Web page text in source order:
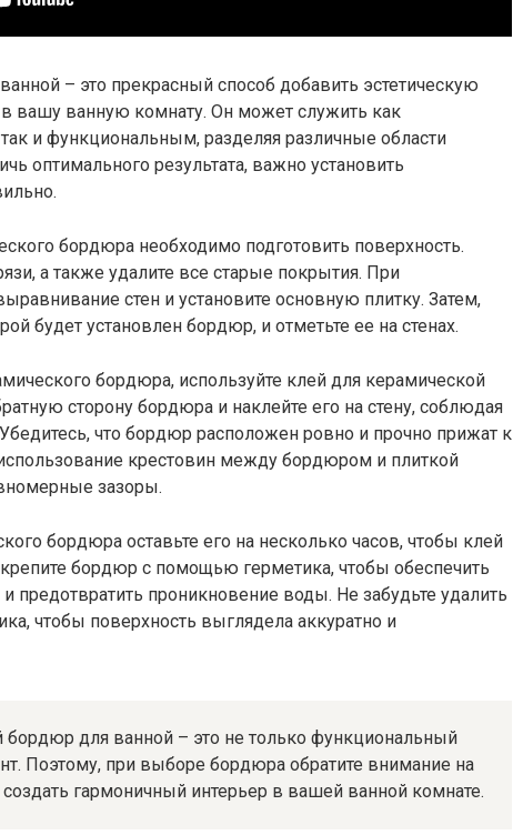
– это прекрасный способ добавить эстетическую
в вашу ванную комнату. Он может служить как
и функциональным, разделяя различные области
оптимального результата, важно установить
бордюра необходимо подготовить поверхность.
а также удалите все старые покрытия. При
стен и установите основную плитку. Затем,
будет установлен бордюр, и отметьте ее на стенах.
бордюра, используйте клей для керамической
сторону бордюра и наклейте его на стену, соблюдая
что бордюр расположен ровно и прочно прижат к
крестовин между бордюром и плиткой
зазоры.
бордюра оставьте его на несколько часов, чтобы клей
бордюр с помощью герметика, чтобы обеспечить
предотвратить проникновение воды. Не забудьте удалить
чтобы поверхность выглядела аккуратно и
бордюр для ванной – это не только функциональный
Поэтому, при выборе бордюра обратите внимание на
гармоничный интерьер в вашей ванной комнате.